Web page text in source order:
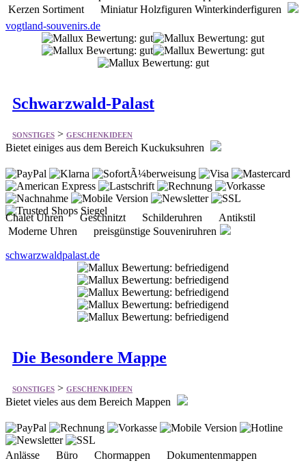
Kerzen Sortiment Miniatur Holzfiguren Winterkinderfiguren
vogtland-souvenirs.de
Schwarzwald-Palast
SONSTIGES>GESCHENKIDEEN
Bietet einiges aus dem Bereich Kuckuksuhren
Chalet Uhren Geschnitzt Schilderuhren Antikstil
Moderne Uhren preisgünstige Souveniruhren
schwarzwaldpalast.de
Die Besondere Mappe
SONSTIGES>GESCHENKIDEEN
Bietet vieles aus dem Bereich Mappen
Anlässe Büro Chormappen Dokumentenmappen